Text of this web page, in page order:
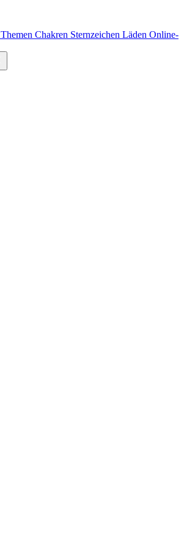
Themen Chakren Sternzeichen Läden Online-